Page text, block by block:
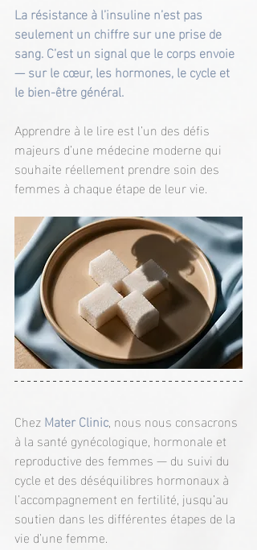
La résistance à l’insuline n’est pas
seulement un chiffre sur une prise de
sang. C’est un signal que le corps envoie
— sur le cœur, les hormones, le cycle et
le bien-être général.
Apprendre à le lire est l’un des défis
majeurs d’une médecine moderne qui
souhaite réellement prendre soin des
femmes à chaque étape de leur vie.
Chez Mater Clinic, nous nous consacrons
à la santé gynécologique, hormonale et
reproductive des femmes — du suivi du
cycle et des déséquilibres hormonaux à
l’accompagnement en fertilité, jusqu’au
soutien dans les différentes étapes de la
vie d’une femme.